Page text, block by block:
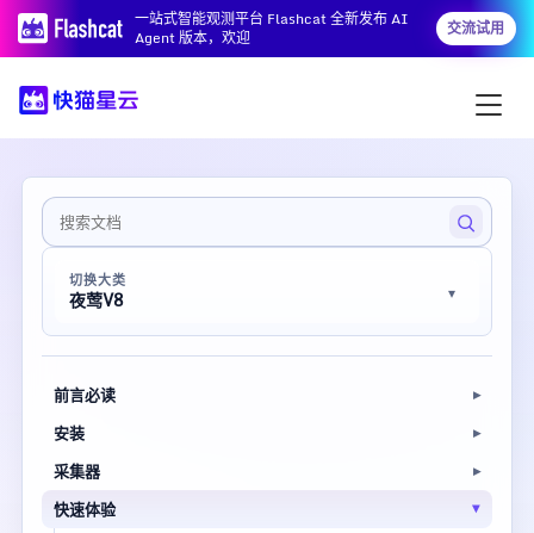
一站式智能观测平台 Flashcat 全新发布 AI
Agent 版本，欢迎
交流试用
切换大类
夜莺V8
前言必读
安装
采集器
快速体验